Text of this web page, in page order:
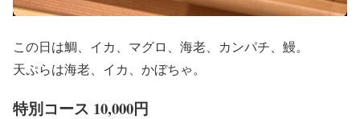
この日は鯛、イカ、マグロ、海老、カンパチ、鰻。
天ぷらは海老、イカ、かぼちゃ。
特別コース 10,000円